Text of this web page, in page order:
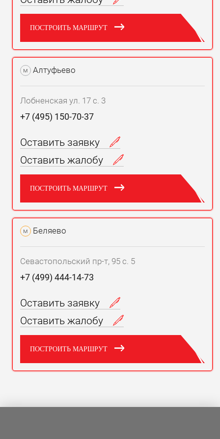
ПОСТРОИТЬ МАРШРУТ
м Алтуфьево
Лобненская ул. 17 с. 3
+7 (495) 150-70-37
Оставить заявку
Оставить жалобу
ПОСТРОИТЬ МАРШРУТ
м Беляево
Севастопольский пр-т, 95 с. 5
+7 (499) 444-14-73
Оставить заявку
Оставить жалобу
ПОСТРОИТЬ МАРШРУТ